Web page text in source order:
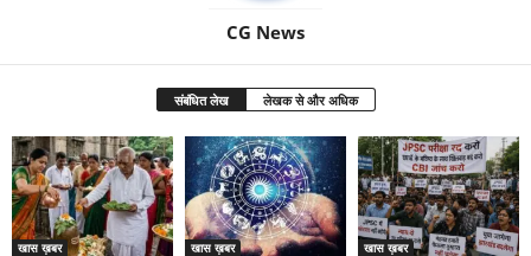
CG News
संबंधित लेख लेखक से और अधिक
खास ख़बर खास ख़बर खास ख़बर